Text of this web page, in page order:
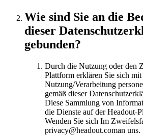
Wie sind Sie an die
dieser
gebunden?
Durch die Nutzung oder den
Plattform erklären Sie sich
Nutzung/Verarbeitung
gemäß dieser
Diese Sammlung von
die Dienste auf der Headout-
Wenden Sie sich Im
privacy@headout.coman uns.